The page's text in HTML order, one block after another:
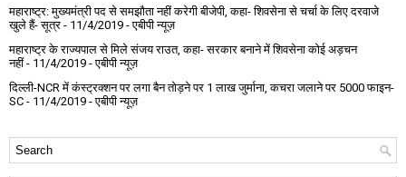
महाराष्ट्र: मुख्यमंत्री पद से समझौता नहीं करेगी बीजेपी, कहा- शिवसेना से चर्चा के लिए दरवाजे
खुले हैं- सूत्र - 11/4/2019 - एबीपी न्यूज़
महाराष्ट्र के राज्यपाल से मिले संजय राउत, कहा- सरकार बनाने में शिवसेना कोई अड़चन
नहीं- 11/4/2019 - एबीपी न्यूज़
दिल्ली-NCR में कंस्ट्रक्शन पर लगा बैन तोड़ने पर 1 लाख जुर्माना, कचरा जलाने पर ₹5000 फाइन-
SC - 11/4/2019 - एबीपी न्यूज़